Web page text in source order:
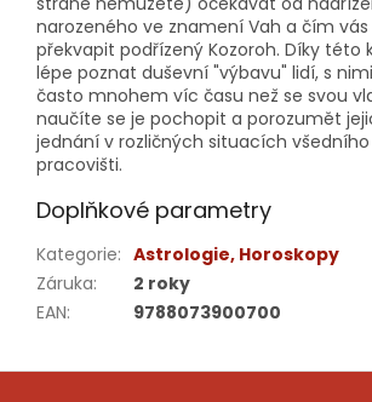
narozeného ve znamení Vah a čím
překvapit podřízený Kozoroh. Díky této
lépe poznat duševní "výbavu" lidí, s
často mnohem víc času než se svou
naučíte se je pochopit a porozumět
jednání v rozličných situacích
pracovišti.
Doplňkové parametry
Kategorie: Astrologie, Horoskopy
Záruka:
2 roky
EAN: 9788073900700
Z